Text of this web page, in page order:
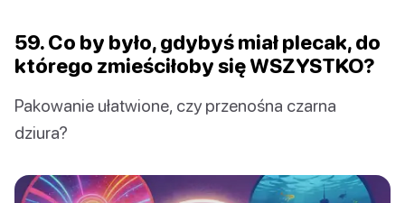
59. Co by było, gdybyś miał plecak, do
którego zmieściłoby się WSZYSTKO?
Pakowanie ułatwione, czy przenośna czarna
dziura?